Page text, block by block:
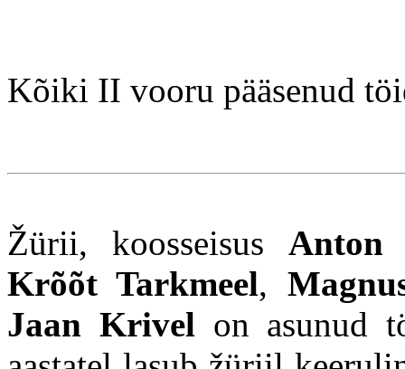
Kõiki II vooru pääsenud
Žürii, koosseisus Anton
Krõõt Tarkmeel,
Jaan Krivel on asunud